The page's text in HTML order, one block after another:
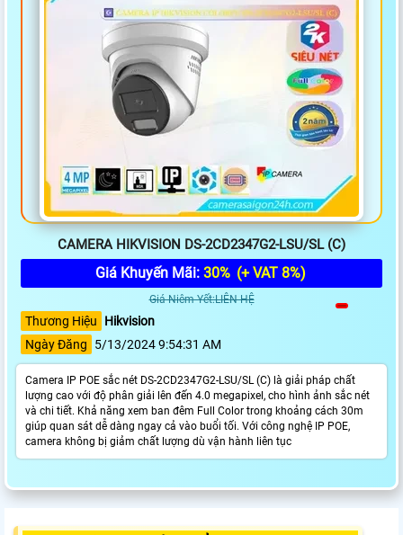
CAMERA HIKVISION DS-2CD2347G2-LSU/SL (C)
Giá Khuyến Mãi: 30% (+ VAT 8%)
Giá Niêm Yết:LIÊN HỆ
Thương Hiệu
Hikvision
Ngày Đăng
5/13/2024 9:54:31 AM
Camera IP POE sắc nét DS-2CD2347G2-LSU/SL (C) là giải pháp chất
lượng cao với độ phân giải lên đến 4.0 megapixel, cho hình ảnh sắc nét
và chi tiết. Khả năng xem ban đêm Full Color trong khoảng cách 30m
giúp quan sát dễ dàng ngay cả vào buổi tối. Với công nghệ IP POE,
camera không bị giảm chất lượng dù vận hành liên tục